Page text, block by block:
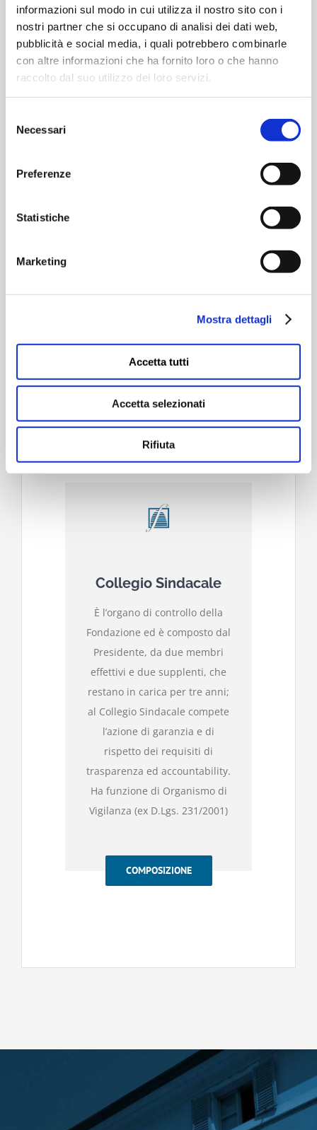
informazioni sul modo in cui utilizza il nostro sito con i
nostri partner che si occupano di analisi dei dati web,
pubblicità e social media, i quali potrebbero combinarle
con altre informazioni che ha fornito loro o che hanno
raccolto dal suo utilizzo dei loro servizi.
delNecessari
Preferenze
Statistiche
Marketing
Mostra dettagli
Accetta tutti
Accetta selezionati
Rifiuta
COMPOSIZIONE
alla determinazione dei
programmi, delle priorità e
degli obiettivi, oltre che alla
verifica dei risultati.
COMPOSIZIONE
Collegio Sindacale
È l’organo di controllo della
Fondazione ed è composto dal
Presidente, da due membri
effettivi e due supplenti, che
restano in carica per tre anni;
al Collegio Sindacale compete
l’azione di garanzia e di
rispetto dei requisiti di
trasparenza ed accountability.
Ha funzione di Organismo di
Vigilanza (ex D.Lgs. 231/2001)
COMPOSIZIONE